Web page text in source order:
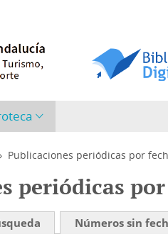
› Publicaciones periódicas por
periódicas
Números sin